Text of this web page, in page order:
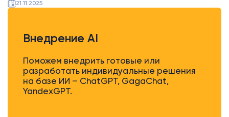
21.11.2025
Внедрение AI
Поможем внедрить готовые или
разработать индивидуальные решения
на базе ИИ – ChatGPT, GagaChat,
YandexGPT.